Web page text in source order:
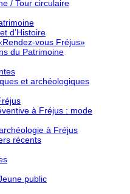
/ Tour circulaire
d’Histoire
vous Fréjus»
du Patrimoine
et archéologiques
à Fréjus : mode
à Fréjus
récents
public